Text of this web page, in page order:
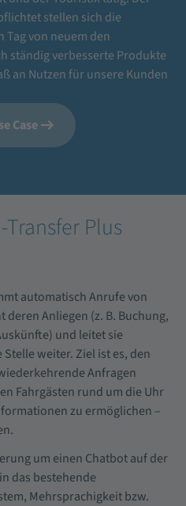
stellen sich die
von neuem den
ständig verbesserte Produkte
an Nutzen für unsere Kunden
Case
Transfer Plus
automatisch Anrufe von
deren Anliegen (z. B. Buchung,
und leitet sie
weiter. Ziel ist es, den
Anfragen
Fahrgästen rund um die Uhr
zu ermöglichen –
um einen Chatbot auf der
das bestehende
Mehrsprachigkeit bzw.